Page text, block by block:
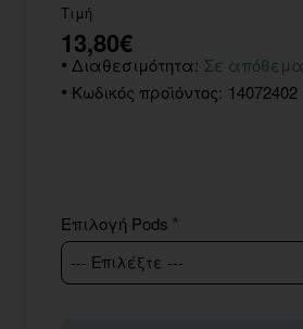
Τιμή
13,80€
Διαθεσιμότητα: Σε απόθεμα
Κωδικός προϊόντος: 14072402
Επιλογή Pods